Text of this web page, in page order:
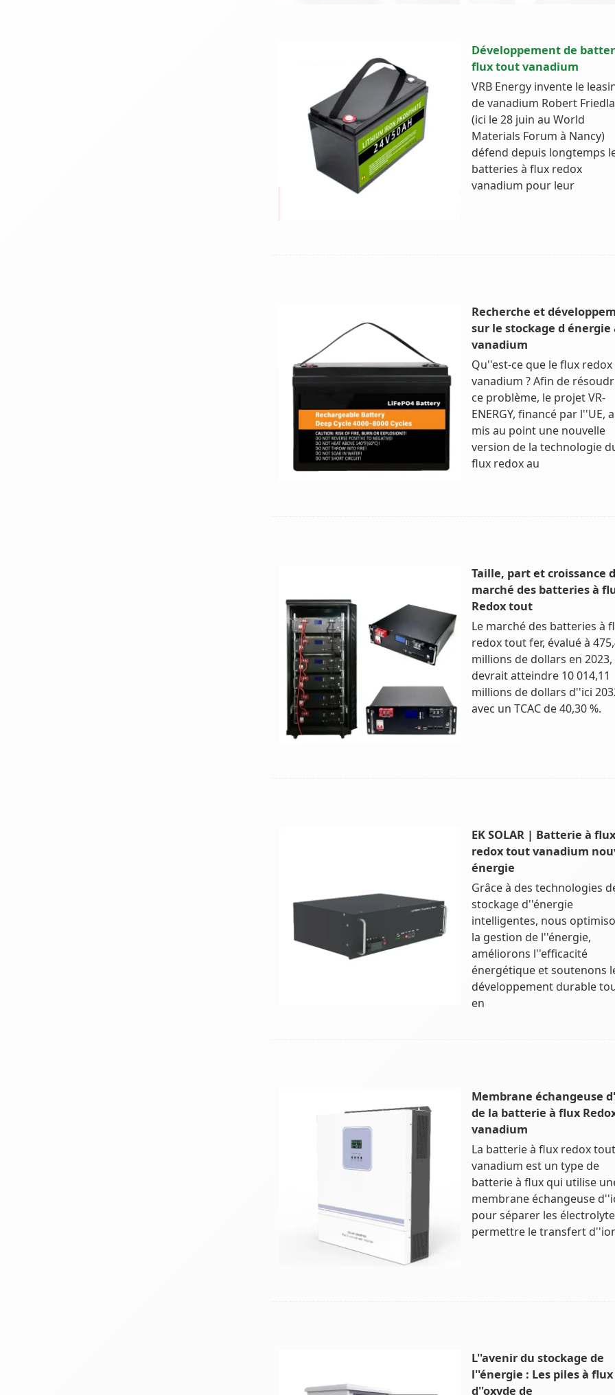
Développement de
flux tout vanadium
VRB Energy invente le
de vanadium Robert
(ici le 28 juin au World
Materials Forum à Nancy)
défend depuis longtemps
batteries à flux redox
vanadium pour leur
Recherche et
sur le stockage d énergie
vanadium
Qu''est-ce que le flux redox
vanadium ? Afin de
ce problème, le projet VR-
ENERGY, financé par l''UE, a
mis au point une nouvelle
version de la technologie
flux redox au
Taille, part et croissance
marché des batteries à
Redox tout
Le marché des batteries à
redox tout fer, évalué à
millions de dollars en 2023,
devrait atteindre 10 014,11
millions de dollars d''ici
avec un TCAC de 40,30 %.
EK SOLAR | Batterie à flux
redox tout vanadium
énergie
Grâce à des technologies
stockage d''énergie
intelligentes, nous
la gestion de l''énergie,
améliorons l''efficacité
énergétique et soutenons
développement durable
en
Membrane échangeuse
de la batterie à flux
vanadium
La batterie à flux redox tout
vanadium est un type de
batterie à flux qui utilise
membrane échangeuse
pour séparer les
permettre le transfert
L''avenir du stockage de
l''énergie : Les piles à flux
d''oxyde de